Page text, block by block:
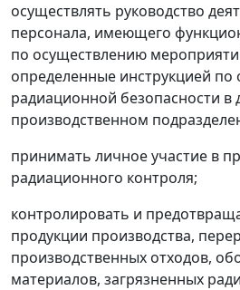
осуществлять руководство
персонала, имеющего
по осуществлению
определенные инструкцией
радиационной безопасности в
производственном
принимать личное участие в
радиационного контроля;
контролировать и
продукции производства,
производственных отходов,
материалов, загрязненных